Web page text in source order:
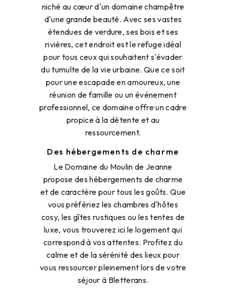
niché au cœur d'un domaine champêtre
d'une grande beauté. Avec ses vastes
étendues de verdure, ses bois et ses
rivières, cet endroit est le refuge idéal
pour tous ceux qui souhaitent s'évader
du tumulte de la vie urbaine. Que ce soit
pour une escapade en amoureux, une
réunion de famille ou un événement
professionnel, ce domaine offre un cadre
propice à la détente et au
ressourcement.
Des hébergements de charme
Le Domaine du Moulin de Jeanne
propose des hébergements de charme
et de caractère pour tous les goûts. Que
vous préfériez les chambres d'hôtes
cosy, les gîtes rustiques ou les tentes de
luxe, vous trouverez ici le logement qui
correspond à vos attentes. Profitez du
calme et de la sérénité des lieux pour
vous ressourcer pleinement lors de votre
séjour à Bletterans.